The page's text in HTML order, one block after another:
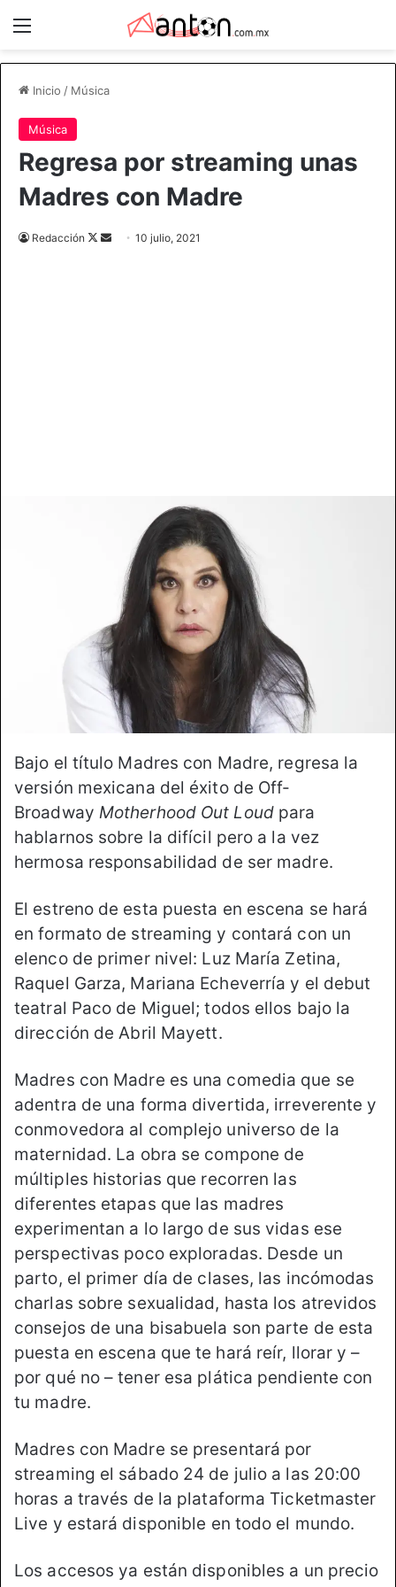
Menú
Inicio / Música
Música
Regresa por streaming unas
Madres con Madre
Redacción
Follow
Send10 julio, 2021
Bajo el título Madres con Madre, regresa la
versión mexicana del éxito de Off-
Broadway Motherhood Out Loudpara
hablarnos sobre la difícil pero a la vez
hermosa responsabilidad de ser madre.
El estreno de esta puesta en escena se hará
en formato de streaming y contará con un
elenco de primer nivel: Luz María Zetina,
Raquel Garza, Mariana Echeverría y el debut
teatral Paco de Miguel; todos ellos bajo la
dirección de Abril Mayett.
Madres con Madre es una comedia que se
adentra de una forma divertida, irreverente y
conmovedora al complejo universo de la
maternidad. La obra se compone de
múltiples historias que recorren las
diferentes etapas que las madres
experimentan a lo largo de sus vidas ese
perspectivas poco exploradas. Desde un
parto, el primer día de clases, las incómodas
charlas sobre sexualidad, hasta los atrevidos
consejos de una bisabuela son parte de esta
puesta en escena que te hará reír, llorar y –
por qué no – tener esa plática pendiente con
tu madre.
Madres con Madre se presentará por
streaming el sábado 24 de julio a las 20:00
horas a través de la plataforma Ticketmaster
Live y estará disponible en todo el mundo.
Los accesos ya están disponibles a un precio